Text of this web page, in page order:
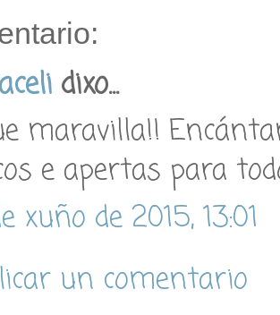
dixo...
maravilla!!
e apertas para
xuño de 2015, 13:01
un comentario